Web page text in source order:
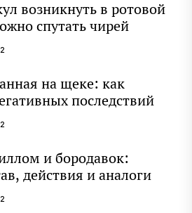
возникнуть в ротовой
спутать чирей
на щеке: как
последствий
и бородавок:
действия и аналоги